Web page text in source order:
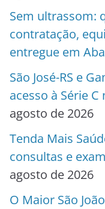
Sem ultrassom:
contratação,
entregue em
São José-RS e
acesso à Série
agosto de 2026
Tenda Mais
consultas e
agosto de 2026
O Maior São